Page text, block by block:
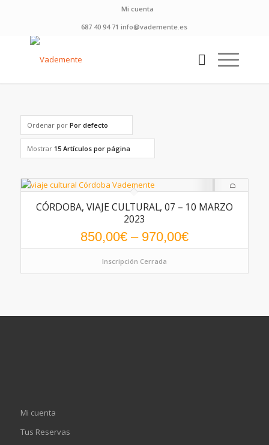
Mi cuenta
687 40 94 71 info@vademente.es
Ordenar por Por defecto
Mostrar 15 Artículos por página
CÓRDOBA, VIAJE CULTURAL, 07 – 10 MARZO
2023
850,00€– 970,00€
Inscripción Cerrada
Mi cuenta
Tus Reservas